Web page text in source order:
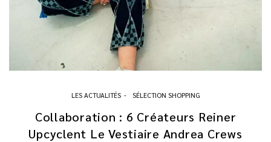
LES ACTUALITÉS SÉLECTION SHOPPING
Collaboration : 6 Créateurs Reiner
Upcyclent Le Vestiaire Andrea Crews